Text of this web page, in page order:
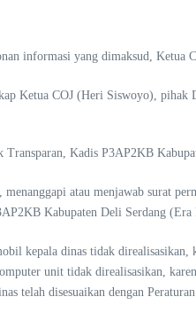
informasi yang dimaksud, Ketua
Ketua COJ (Heri Siswoyo), pihak
Kadis P3AP2KB
atau menjawab surat
Kabupaten Deli Serdang
kepala dinas tidak direalisasikan,
unit tidak direalisasikan,
telah disesuaikan dengan